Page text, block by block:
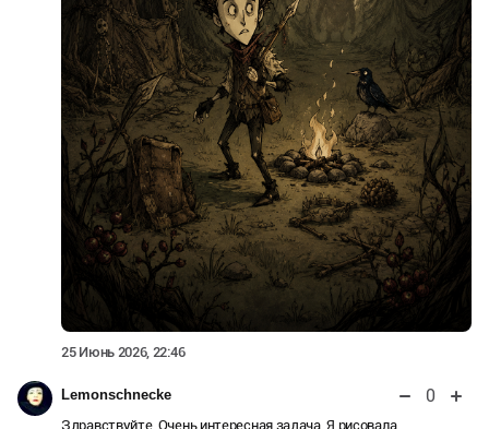
25 Июнь 2026, 22:46
Lemonschnecke 0
Здравствуйте. Очень интересная задача. Я рисовала